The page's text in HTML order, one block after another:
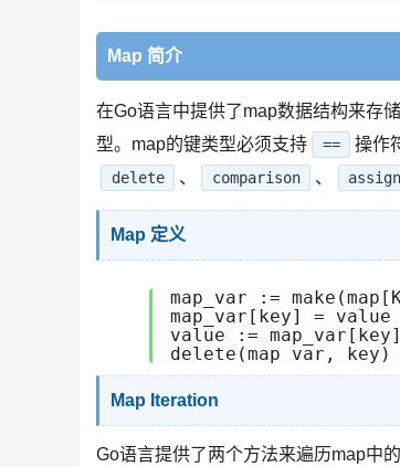
Map 简介
在Go语言中提供了map数据结构来存
型。map的键类型必须支持
== 操作
delete 、 comparison 、 assign
Map 定义
map_var :=
map_var[key] = value //
value := map_var[key]
delete(map_var, key) //
Map Iteration
Go语言提供了两个方法来遍历map中